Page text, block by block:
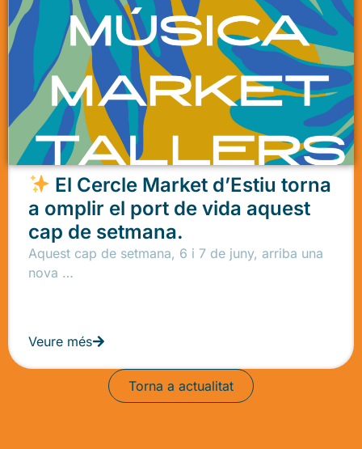
El Cercle Market d’Estiu torna
a omplir el port de vida aquest
cap de setmana.
Aquest cap de setmana, 6 i 7 de juny, arriba una
nova …
Veure més
Torna a actualitat